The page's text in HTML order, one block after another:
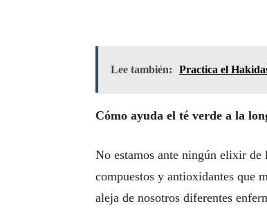
Lee también: Practica el
Cómo ayuda el té verde a la
No estamos ante ningún elixir de
compuestos y antioxidantes que
aleja de nosotros diferentes